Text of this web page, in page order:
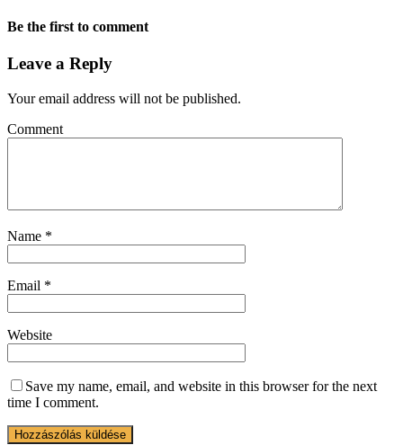
Be the first to comment
Leave a Reply
Your email address will not be published.
Comment
Name *
Email *
Website
Save my name, email, and website in this browser for the next
time I comment.